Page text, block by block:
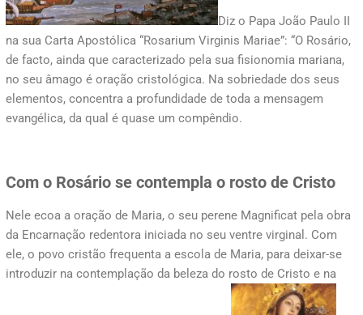
Diz o Papa João Paulo II
na sua Carta Apostólica “Rosarium Virginis Mariae”: “O Rosário,
de facto, ainda que caracterizado pela sua fisionomia mariana,
no seu âmago é oração cristológica. Na sobriedade dos seus
elementos, concentra a profundidade de toda a mensagem
evangélica, da qual é quase um compêndio.
Com o Rosário se contempla o rosto de Cristo
Nele ecoa a oração de Maria, o seu perene Magnificat pela obra
da Encarnação redentora iniciada no seu ventre virginal. Com
ele, o povo cristão frequenta a escola de Maria, para deixar-se
introduzir na contemplação da beleza do rosto de Cristo e na